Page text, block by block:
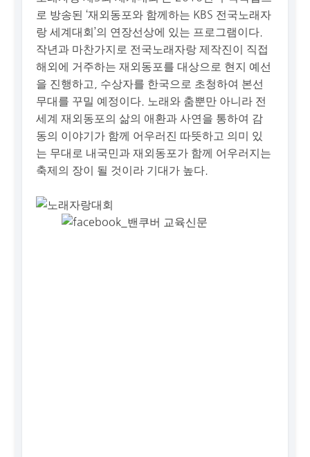
로 방송된 ‘재외동포와 함께하는 KBS 전국노래자
랑 세계대회’의 연장선상에 있는 프로그램이다.
작년과 마찬가지로 전국노래자랑 제작진이 직접
해외에 거주하는 재외동포를 대상으로 현지 예선
을 진행하고, 수상자를 한국으로 초청하여 본선
무대를 꾸밀 예정이다. 노래와 춤뿐만 아니라 전
세계 재외동포의 삶의 애환과 사연을 통하여 감
동의 이야기가 함께 어우러진 따뜻하고 의미 있
는 무대로 내국민과 재외동포가 함께 어우러지는
축제의 장이 될 것이라 기대가 높다.